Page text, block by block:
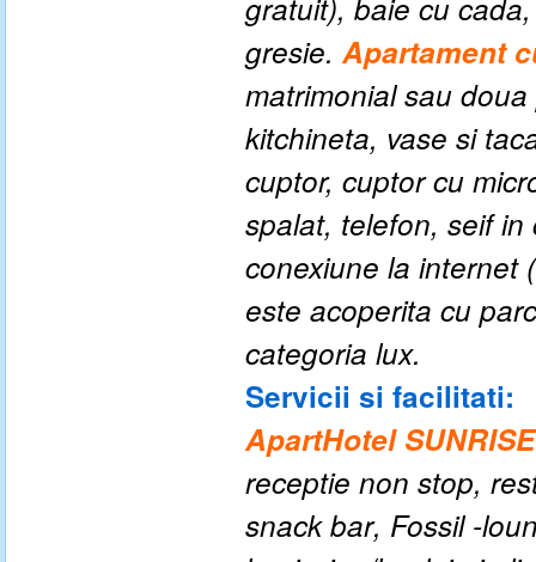
gratuit), baie cu
gresie.Apartament
matrimonial sau
kitchineta, vase si
cuptor, cuptor cu
spalat, telefon, seif
conexiune la internet
este acoperita cu
categoria lux.
Servicii si facilitati:
ApartHotel
receptie non stop, r
snack bar, Fossil-l